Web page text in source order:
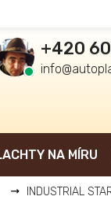
+420
NA MÍRU
INDUSTRIAL